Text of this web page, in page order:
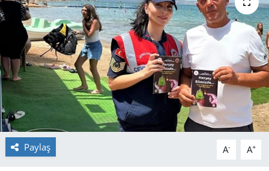
Paylaş A- A+
POLİTİKA
RESMİ İLANLAR
SAĞLIK
SİYASET
SPOR
Yerel